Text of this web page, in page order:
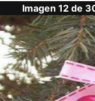
Imagen 12 de